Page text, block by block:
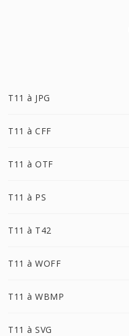
T11 à JPG
T11 à CFF
T11 à OTF
T11 à PS
T11 à T42
T11 à WOFF
T11 à WBMP
T11 à SVG